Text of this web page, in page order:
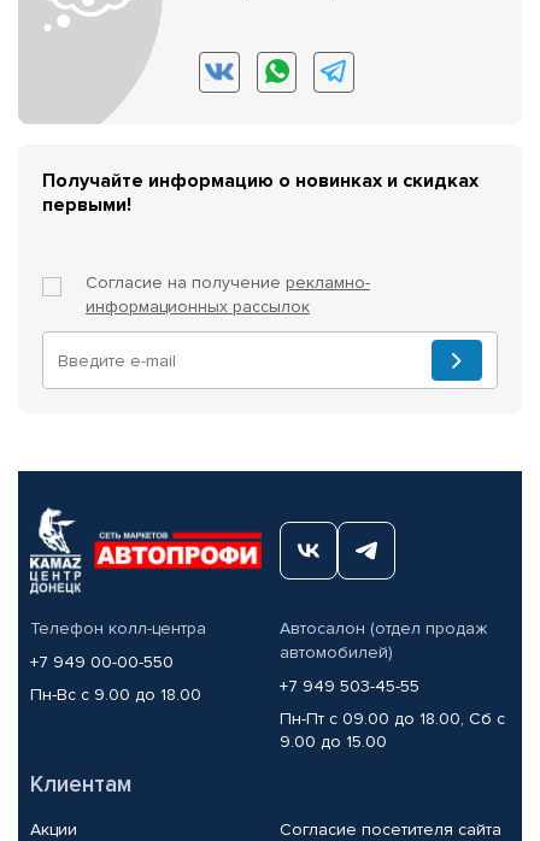
Получайте информацию о новинках и скидках
первыми!
Согласие на получение рекламно-
информационных рассылок
Телефон колл-центра
+7 949 00-00-550
Пн-Вс с 9.00 до 18.00
Автосалон (отдел продаж
автомобилей)
+7 949 503-45-55
Пн-Пт с 09.00 до 18.00, Сб с
9.00 до 15.00
Клиентам
Акции Согласие посетителя сайта